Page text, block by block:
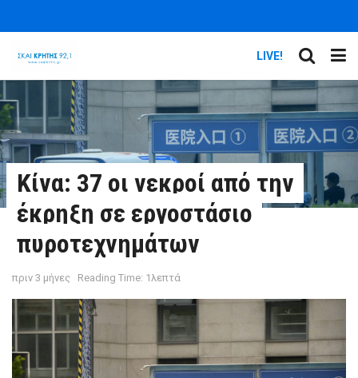
LIVE!
Κίνα: 37 οι νεκροί από την
έκρηξη σε εργοστάσιο
πυροτεχνημάτων
πριν 3 μήνες Reading Time: 1λεπτά